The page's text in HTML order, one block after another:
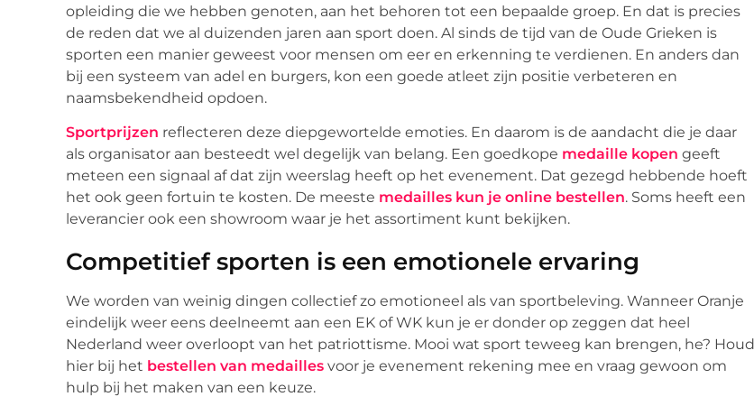
opleiding die we hebben genoten, aan het behoren tot een bepaalde groep. En dat is precies
de reden dat we al duizenden jaren aan sport doen. Al sinds de tijd van de Oude Grieken is
sporten een manier geweest voor mensen om eer en erkenning te verdienen. En anders dan
bij een systeem van adel en burgers, kon een goede atleet zijn positie verbeteren en
naamsbekendheid opdoen.
Sportprijzen reflecteren deze diepgewortelde emoties. En daarom is de aandacht die je daar
als organisator aan besteedt wel degelijk van belang. Een goedkope medaille kopen geeft
meteen een signaal af dat zijn weerslag heeft op het evenement. Dat gezegd hebbende hoeft
het ook geen fortuin te kosten. De meeste medailles kun je online bestellen. Soms heeft een
leverancier ook een showroom waar je het assortiment kunt bekijken.
Competitief sporten is een emotionele ervaring
We worden van weinig dingen collectief zo emotioneel als van sportbeleving. Wanneer Oranje
eindelijk weer eens deelneemt aan een EK of WK kun je er donder op zeggen dat heel
Nederland weer overloopt van het patriottisme. Mooi wat sport teweeg kan brengen, he? Houd
hier bij het bestellen van medailles voor je evenement rekening mee en vraag gewoon om
hulp bij het maken van een keuze.